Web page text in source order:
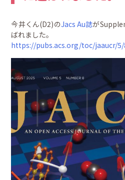
今井くん(D2)のJacs Au誌が
ばれました。
https://pubs.acs.org/toc/jaaucr/